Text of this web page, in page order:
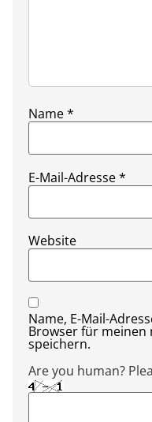
Name*
E-Mail-Adresse*
Website
Name, E-Mail-
Browser für
speichern.
Are you human?